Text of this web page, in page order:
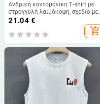
Ανδρική κοντομάνικη T‑shirt με
στρογγυλή λαιμόκοψη, σχέδιο με
γράμματα, τριών ριγών, χαλαρή
γραμμή, καλοκαιρινό casual
21.04€
add_shopping_cart